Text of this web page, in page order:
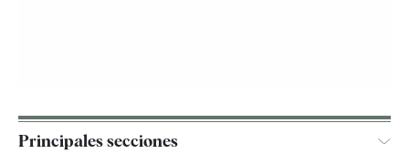
Principales secciones